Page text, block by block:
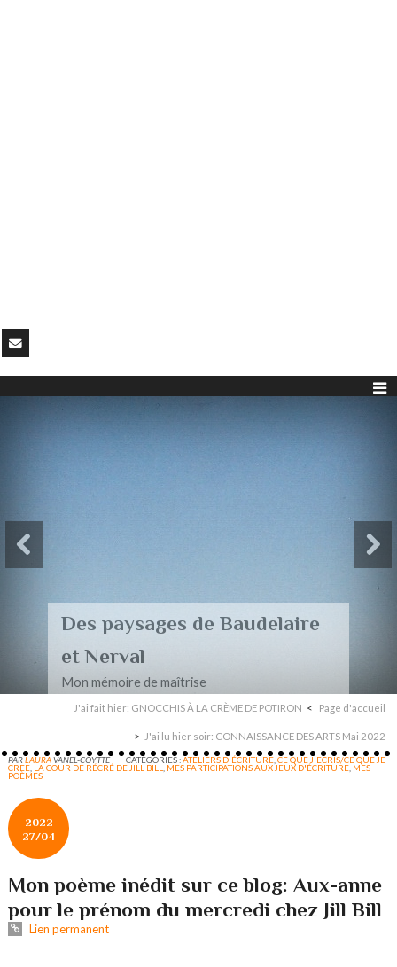
Des paysages de Baudelaire
et Nerval
Mon mémoire de maîtrise
J'ai fait hier: GNOCCHIS À LA CRÈME DE POTIRON Page d'accueil
J'ai lu hier soir: CONNAISSANCE DES ARTS Mai 2022
PARLAURAVANEL-COYTTE CATÉGORIES :ATELIERS D'ÉCRITURE ,CE QUE J'ECRIS/CE QUE JE
CREE LA COUR DE RÉCRÉ DE JILL BILL MES PARTICIPATIONS AUX JEUX D'ÉCRITURE MES
POÈMES
2022
27/04
Mon poème inédit sur ce blog: Aux-anne
pour le prénom du mercredi chez Jill Bill
Lien permanent